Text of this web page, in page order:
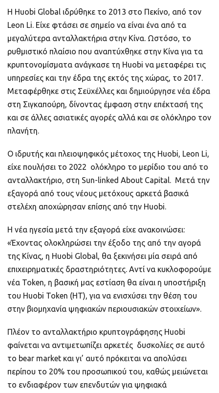
Η Huobi Global ιδρύθηκε το 2013 στο Πεκίνο, από τον
Leon Li. Είχε φτάσει σε σημείο να είναι ένα από τα
μεγαλύτερα ανταλλακτήρια στην Κίνα. Ωστόσο, το
ρυθμιστικό πλαίσιο που αναπτύχθηκε στην Κίνα για τα
κρυπτονομίσματα ανάγκασε τη Huobi να μεταφέρει τις
υπηρεσίες και την έδρα της εκτός της χώρας, το 2017.
Μεταφέρθηκε στις Σεϋχέλλες και δημιούργησε νέα έδρα
στη Σιγκαπούρη, δίνοντας έμφαση στην επέκτασή της
και σε άλλες ασιατικές αγορές αλλά και σε ολόκληρο τον
πλανήτη.
Ο ιδρυτής και πλειοψηφικός μέτοχος της Huobi, Leon Li,
είχε πουλήσει το 2022 ολόκληρο το μερίδιο του από το
ανταλλακτήριο, στη Sun-linked About Capital. Μετά την
εξαγορά από τους νέους μετόχους αρκετά βασικά
στελέχη αποχώρησαν επίσης από την Huobi.
Η νέα ηγεσία μετά την εξαγορά είχε ανακοινώσει:
«Έχοντας ολοκληρώσει την έξοδο της από την αγορά
της Κίνας, η Huobi Global, θα ξεκινήσει μία σειρά από
επιχειρηματικές δραστηριότητες. Αντί να κυκλοφορούμε
νέα Token, η βασική μας εστίαση θα είναι η υποστήριξη
του Huobi Token (ΗΤ), για να ενισχύσει την θέση του
στην βιομηχανία ψηφιακών περιουσιακών στοιχείων».
Πλέον το ανταλλακτήριο κρυπτογράφησης Huobi
φαίνεται να αντιμετωπίζει αρκετές δυσκολίες σε αυτό
το bear market και γι’ αυτό πρόκειται να απολύσει
περίπου το 20% του προσωπικού του, καθώς μειώνεται
το ενδιαφέρον των επενδυτών για ψηφιακά